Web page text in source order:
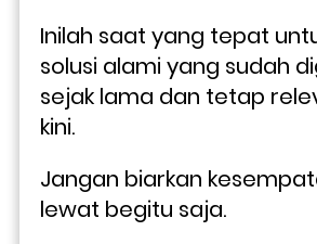
Inilah saat yang tepat
solusi alami yang sudah
sejak lama dan tetap
kini.
Jangan biarkan
lewat begitu saja.